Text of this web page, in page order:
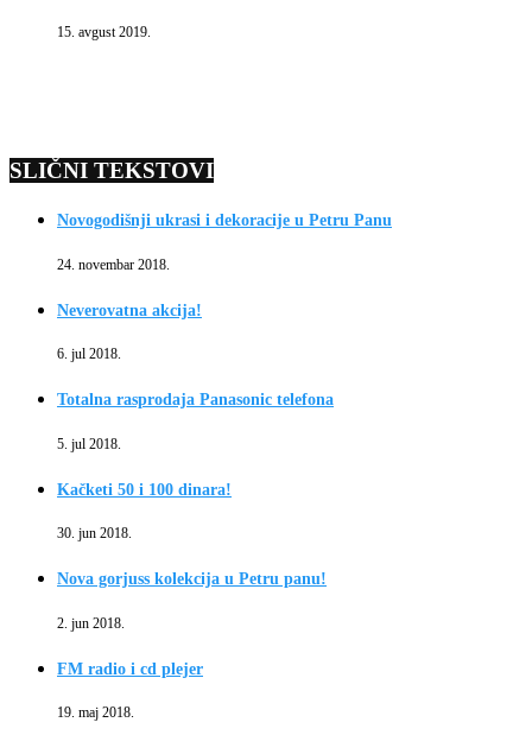
15. avgust 2019.
SLIČNI TEKSTOVI
Novogodišnji ukrasi i dekoracije u Petru Panu
24. novembar 2018.
Neverovatna akcija!
6. jul 2018.
Totalna rasprodaja Panasonic telefona
5. jul 2018.
Kačketi 50 i 100 dinara!
30. jun 2018.
Nova gorjuss kolekcija u Petru panu!
2. jun 2018.
FM radio i cd plejer
19. maj 2018.